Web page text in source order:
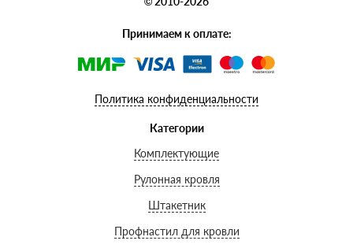
Принимаем к оплате:
Политика конфиденциальности
Категории
Комплектующие
Рулонная кровля
Штакетник
Профнастил для кровли